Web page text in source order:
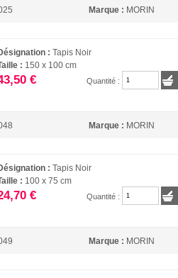
Marque : MORIN
:Tapis Noir
: 150 x 100 cm
€ Quantité :
Marque : MORIN
:Tapis Noir
: 100 x 75 cm
€ Quantité :
Marque : MORIN